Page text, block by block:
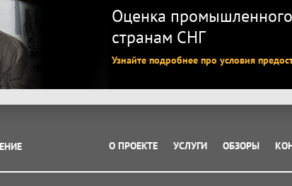
Оценка
странам СНГ
Узнайте подробнее про условия
О ПРОЕКТЕ УСЛУГИ ОБЗОРЫ